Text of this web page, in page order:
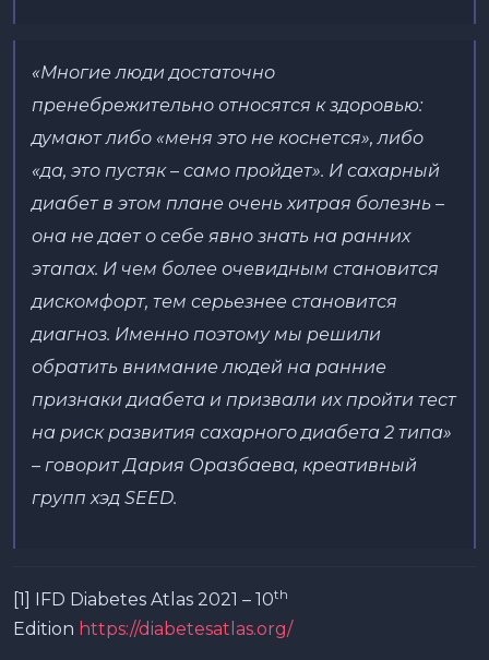
«Многие люди достаточно
пренебрежительно относятся к здоровью:
думают либо «меня это не коснется», либо
«да, это пустяк – само пройдет». И сахарный
диабет в этом плане очень хитрая болезнь –
она не дает о себе явно знать на ранних
этапах. И чем более очевидным становится
дискомфорт, тем серьезнее становится
диагноз. Именно поэтому мы решили
обратить внимание людей на ранние
признаки диабета и призвали их пройти тест
на риск развития сахарного диабета 2 типа»
– говорит Дария Оразбаева, креативный
групп хэд SEED.
[1] IFD Diabetes Atlas 2021 – 10th
Edition https://diabetesatlas.org/